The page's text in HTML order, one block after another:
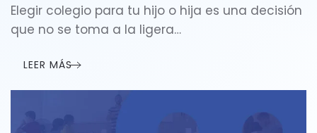
Elegir colegio para tu hijo o hija es una decisión
que no se toma a la ligera…
LEER MÁS